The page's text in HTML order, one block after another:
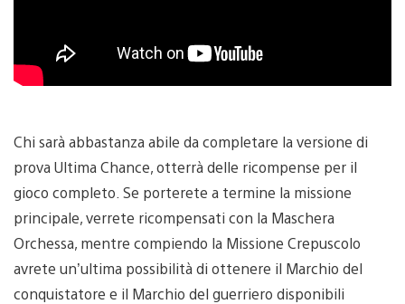
Chi sarà abbastanza abile da completare la versione di
prova Ultima Chance, otterrà delle ricompense per il
gioco completo. Se porterete a termine la missione
principale, verrete ricompensati con la Maschera
Orchessa, mentre compiendo la Missione Crepuscolo
avrete un’ultima possibilità di ottenere il Marchio del
conquistatore e il Marchio del guerriero disponibili